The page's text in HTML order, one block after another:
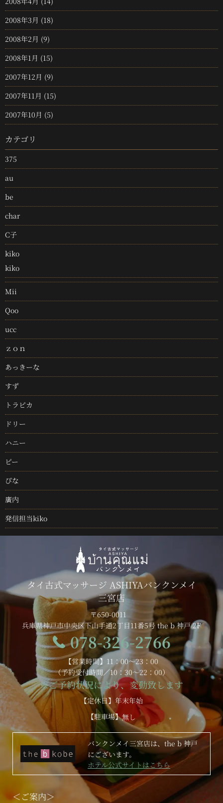
2008年3月 (18)
2008年2月 (9)
2008年1月 (15)
2007年12月 (9)
2007年11月 (15)
2007年10月 (5)
カテゴリ
375
au
be
char
C子
kiko
kiko
Mii
Qoo
ucc
ｚｏｎ
あっきーな
すず
トラピカ
ドリー
ハニー
ピー
ぴな
廣内
発信担当kiko
タイ古式マッサージ ASHIYAバンクンメイ
三宮店
〒650-0011
兵庫県神戸市中央区下山手通2丁目11番5号 the b 神戸 2F
078-326-2766
【営業時間】11：00～23：00
（予約受付時間／10：30～22：00）
※ご予約状況により、変動致します
【定休日】年末年始
【駐車場】無し
バンクンメイ三宮店は、the b 神戸
にございます。
ホテル公式サイトはこちら
＜ご案内＞